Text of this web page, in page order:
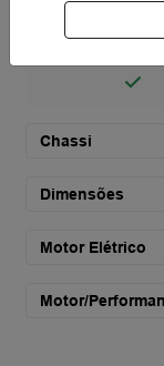
Frisos do teto
piano”
Chassi
Dimensões
Motor Elétrico
Motor/